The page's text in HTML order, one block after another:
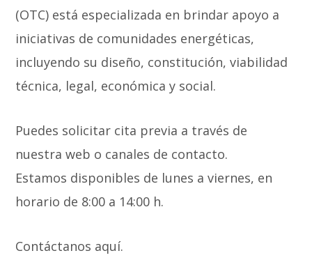
(OTC) está especializada en brindar apoyo a
iniciativas de comunidades energéticas,
incluyendo su diseño, constitución, viabilidad
técnica, legal, económica y social.
Puedes solicitar cita previa a través de
nuestra web o canales de contacto.
Estamos disponibles de lunes a viernes, en
horario de 8:00 a 14:00 h.
Contáctanos aquí.